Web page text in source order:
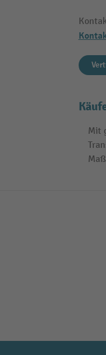
Mit